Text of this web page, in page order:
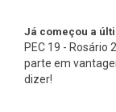
Já começou a
PEC 19 - Rosário
parte em
dizer!